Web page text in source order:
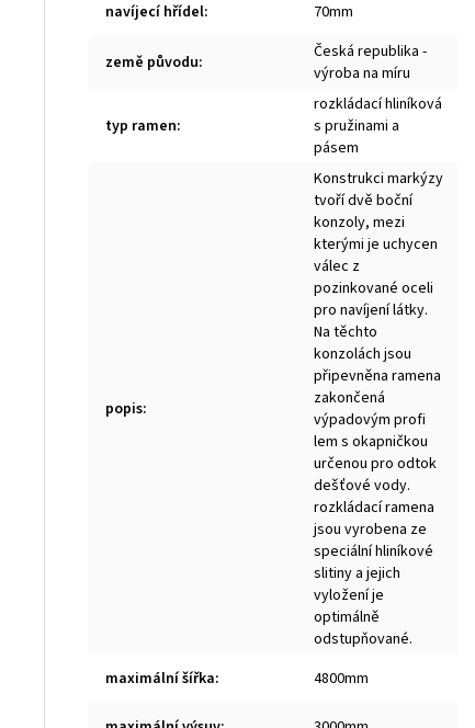
navíjecí hřídel: 70mm
země původu:
Česká republika -
výroba na míru
typ ramen:
rozkládací hliníková
s pružinami a
pásem
popis:
Konstrukci markýzy
tvoří dvě boční
konzoly, mezi
kterými je uchycen
válec z
pozinkované oceli
pro navíjení látky.
Na těchto
konzolách jsou
připevněna ramena
zakončená
výpadovým profi
lem s okapničkou
určenou pro odtok
dešťové vody.
rozkládací ramena
jsou vyrobena ze
speciální hliníkové
slitiny a jejich
vyložení je
optimálně
odstupňované.
maximální šířka: 4800mm